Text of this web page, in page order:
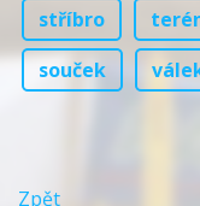
stříbro
souček
Zpět